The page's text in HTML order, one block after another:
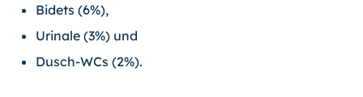
Bidets (6%),
Urinale (3%) und
Dusch-WCs (2%).